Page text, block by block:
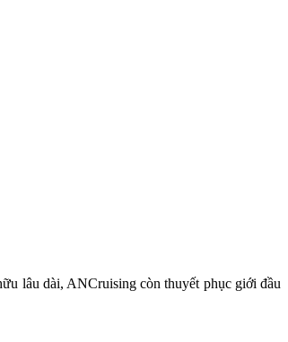
lâu dài, ANCruising còn thuyết phục giới đầu